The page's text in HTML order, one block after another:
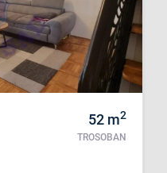
52 m2
TROSOBAN